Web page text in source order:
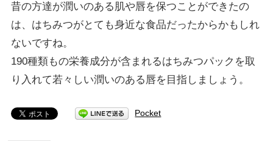
昔の方達が潤いのある肌や唇を保つことができたの
は、はちみつがとても身近な食品だったからかもしれ
ないですね。
190種類もの栄養成分が含まれるはちみつパックを取
り入れて若々しい潤いのある唇を目指しましょう。
Pocket